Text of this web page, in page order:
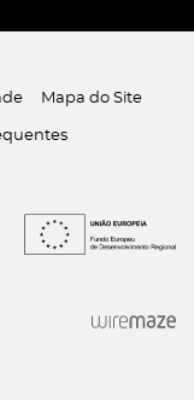
Mapa do Site